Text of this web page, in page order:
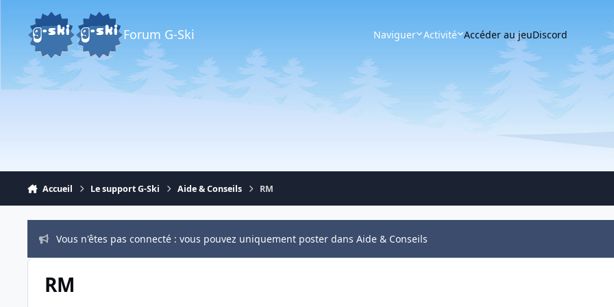
Forum G-Ski Naviguer Activité Accéder au jeuDiscord
Accueil Le support G-Ski Aide & Conseils RM
Vous n'êtes pas connecté : vous pouvez uniquement poster dans Aide & Conseils
RM